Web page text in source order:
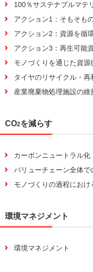
100％サステナブルマテ
アクション1：そもそも
アクション2：資源を循
アクション3：再生可能
モノづくりを通じた資源
タイヤのリサイクル・再
産業廃棄物処理施設の
CO2を減らす
カーボンニュートラル化
バリューチェーン全体で
モノづくりの過程におけ
環境マネジメント
環境マネジメント